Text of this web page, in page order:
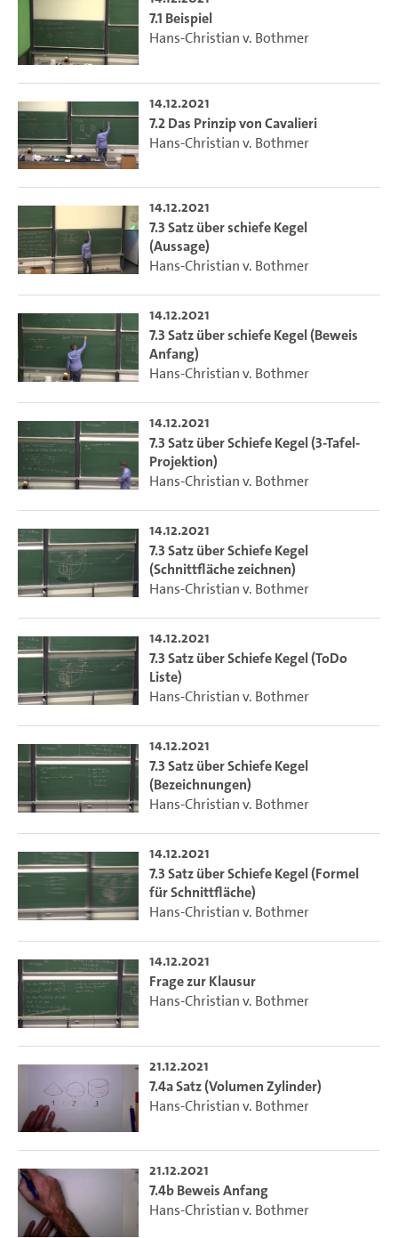
7.1 Beispiel
Hans-Christian v. Bothmer
14.12.2021
7.2 Das Prinzip von Cavalieri
Hans-Christian v. Bothmer
14.12.2021
7.3 Satz über schiefe Kegel
(Aussage)
Hans-Christian v. Bothmer
14.12.2021
7.3 Satz über schiefe Kegel (Beweis
Anfang)
Hans-Christian v. Bothmer
14.12.2021
7.3 Satz über Schiefe Kegel (3-Tafel-
Projektion)
Hans-Christian v. Bothmer
14.12.2021
7.3 Satz über Schiefe Kegel
(Schnittfläche zeichnen)
Hans-Christian v. Bothmer
14.12.2021
7.3 Satz über Schiefe Kegel (ToDo
Liste)
Hans-Christian v. Bothmer
14.12.2021
7.3 Satz über Schiefe Kegel
(Bezeichnungen)
Hans-Christian v. Bothmer
14.12.2021
7.3 Satz über Schiefe Kegel (Formel
für Schnittfläche)
Hans-Christian v. Bothmer
14.12.2021
Frage zur Klausur
Hans-Christian v. Bothmer
21.12.2021
7.4a Satz (Volumen Zylinder)
Hans-Christian v. Bothmer
21.12.2021
7.4b Beweis Anfang
Hans-Christian v. Bothmer